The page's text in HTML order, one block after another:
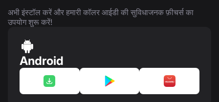
अभी इंस्टॉल करें और हमारी कॉलर आईडी की सुविधाजनक फ़ीचर्स का
उपयोग शुरू करें!
Android